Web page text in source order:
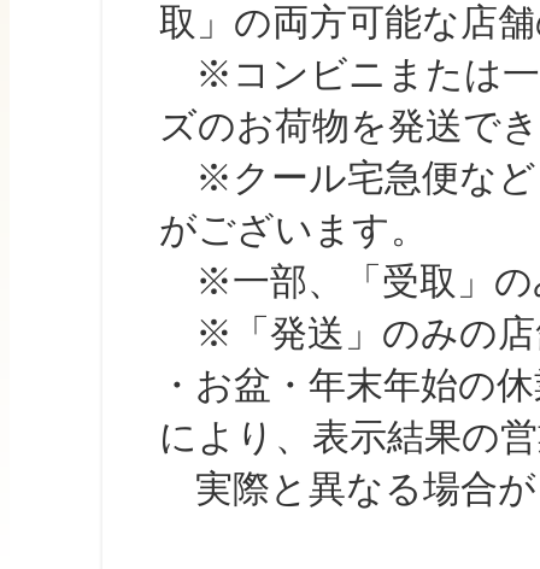
取」の両方可能な店
※コンビニまたは一
ズのお荷物を発送で
※クール宅急便など
がございます。
※一部、「受取」の
※「発送」のみの店
・お盆・年末年始の
により、表示結果の
実際と異なる場合が